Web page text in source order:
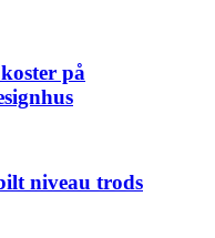
på
niveau trods